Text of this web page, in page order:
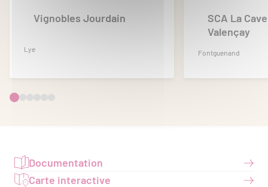
Vignobles Jourdain
Lye
SCA La
Valençay
Fontguenand
Documentation
Carte interactive